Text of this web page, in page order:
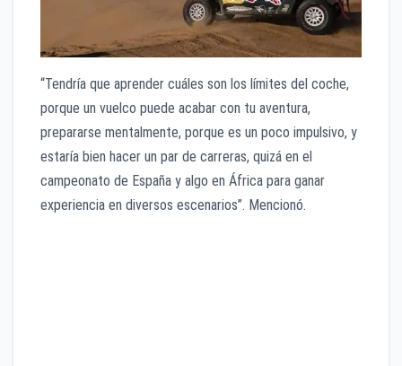
“Tendría que aprender cuáles son los límites del coche,
porque un vuelco puede acabar con tu aventura,
prepararse mentalmente, porque es un poco impulsivo, y
estaría bien hacer un par de carreras, quizá en el
campeonato de España y algo en África para ganar
experiencia en diversos escenarios”. Mencionó.